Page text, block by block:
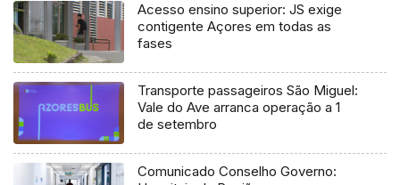
Acesso ensino superior: JS exige
contigente Açores em todas as
fases
Transporte passageiros São Miguel:
Vale do Ave arranca operação a 1
de setembro
Comunicado Conselho Governo: